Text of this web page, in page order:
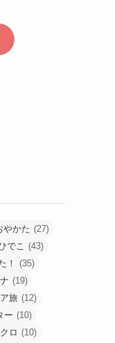
やかた (27)
でこ (43)
！
(35)
(19)
旅 (12)
ー (10)
ロ (10)